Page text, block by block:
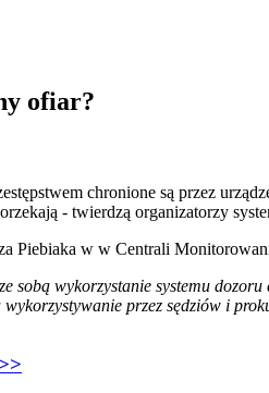
ofiar?
chronione są przez
- twierdzą organizatorzy
Piebiaka w w Centrali
wykorzystanie systemu
przez sędziów i